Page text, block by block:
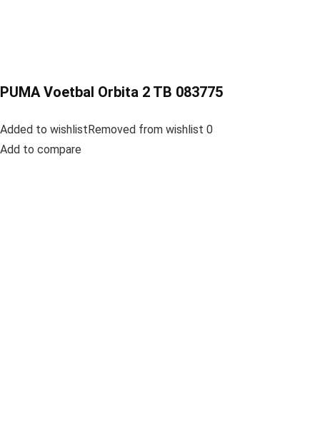
PUMA Voetbal Orbita 2 TB 083775
Added to wishlistRemoved from wishlist 0
Add to compare